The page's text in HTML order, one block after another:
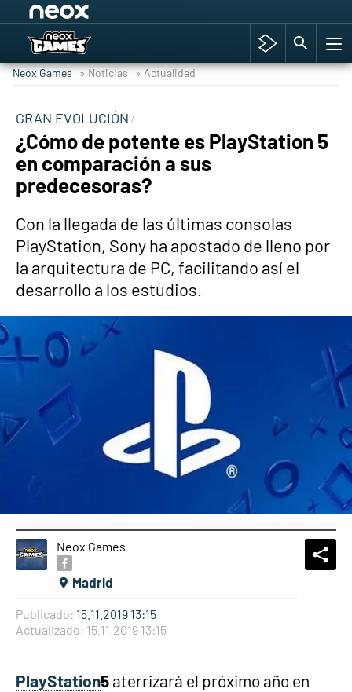
Hyrule Warriors: La Era del Cataclismo
Cyberpunk 2077
Hyrule Warriors
Asia peculiar tradición
Neox Games » Noticias » Actualidad
GRAN EVOLUCIÓN
¿Cómo de potente es PlayStation 5
en comparación a sus
predecesoras?
Con la llegada de las últimas consolas
PlayStation, Sony ha apostado de lleno por
la arquitectura de PC, facilitando así el
desarrollo a los estudios.
Neox Games
Madrid
Publicado: 15.11.2019 13:15
Actualizado: 15.11.2019 13:15
PlayStation5 aterrizará el próximo año en